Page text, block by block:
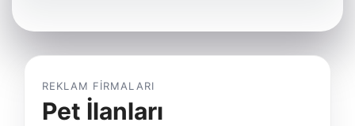
REKLAM FIRMALARI
Pet İlanları